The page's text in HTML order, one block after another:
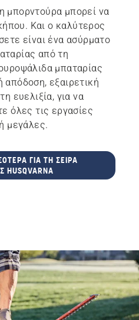
μπορντούρα μπορεί να
Και ο καλύτερος
είναι ένα ασύρματο
από τη
μπαταρίας
εξαιρετική
ευελιξία, για να
όλες τις εργασίες
μεγάλες.
ΓΙΑ ΤΗ ΣΕΙΡΆ
HUSQVARNA